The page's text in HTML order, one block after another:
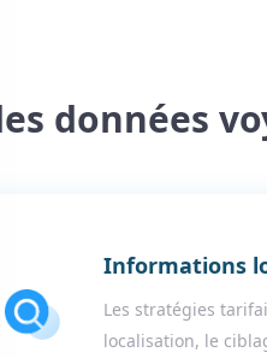
données
Informations
Les stratégies
localisation, le